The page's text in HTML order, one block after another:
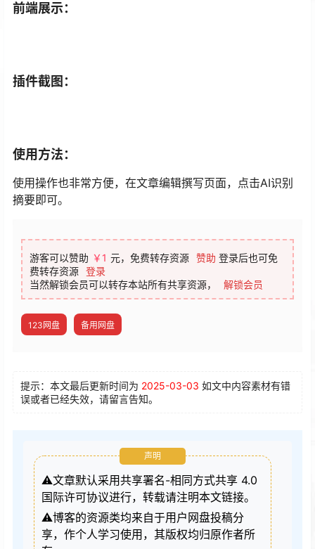
前端展示：
插件截图：
使用方法：
使用操作也非常方便，在文章编辑撰写页面，点击AI识别
摘要即可。
游客可以赞助 ￥1 元，免费转存资源 赞助 登录后也可免
费转存资源 登录
当然解锁会员可以转存本站所有共享资源，
解锁会员
123网盘 备用网盘
提示：本文最后更新时间为 2025-03-03 如文中内容素材有错
误或者已经失效，请留言告知。
声明
⚠️文章默认采用共享署名-相同方式共享 4.0
国际许可协议进行，转载请注明本文链接。
⚠️博客的资源类均来自于用户网盘投稿分
享，作个人学习使用，其版权均归原作者所